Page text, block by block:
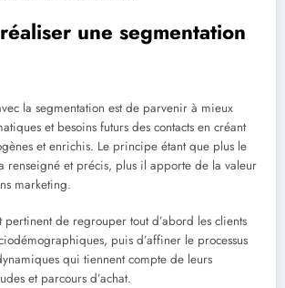
une segmentation
la segmentation est de parvenir à mieux
et besoins futurs des contacts en créant
et enrichis. Le principe étant que plus le
renseigné et précis, plus il apporte de la valeur
marketing.
pertinent de regrouper tout d’abord les clients
puis d’affiner le processus
qui tiennent compte de leurs
et parcours d’achat.